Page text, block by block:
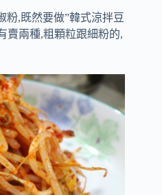
粉,既然要做”韓式涼拌豆
賣兩種,粗顆粒跟細粉的,